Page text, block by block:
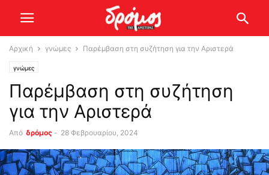
Αρχική γνώμες Παρέμβαση στη συζήτηση για την Αριστερά
γνώμες
Παρέμβαση στη συζήτηση
για την Αριστερά
Από δρόμος - 28 Φεβρουαρίου, 2024